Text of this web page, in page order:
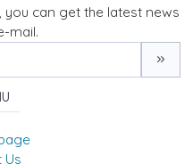
you can get the latest news
mail.
Us